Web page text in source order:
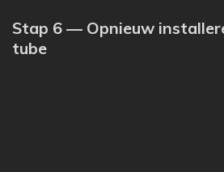
Stap 6 — Opnieuw
tube